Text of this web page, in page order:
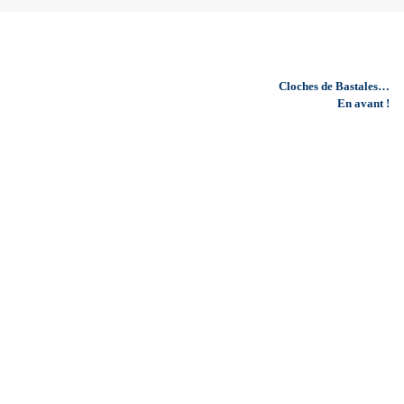
Cloches de Bastales…
En avant !